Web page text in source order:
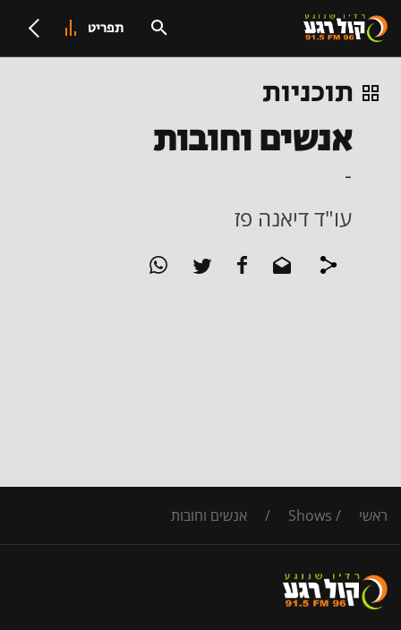
תפריט
תוכניות
אנשים וחובות
-
עו"ד דיאנה פז
ראשי /
Shows
/ אנשים וחובות